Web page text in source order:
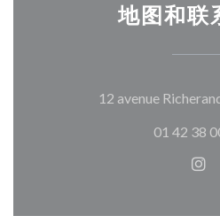
地图和联
12 avenue
01 42 38